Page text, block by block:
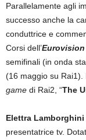
Parallelamente agli
successo anche la
conduttrice e
Corsi dell’Eurovision
semifinali (in onda
(16 maggio su
game di Rai2, “The
Elettra Lamborghini
presentatrice tv.